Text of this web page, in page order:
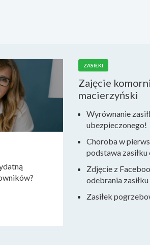
ZASIŁKI
Zajęcie
macierzyński
Wyrównanie
ubezpieczonego!
Choroba w
podstawa
Zdjęcie z
odebrania
Zasiłek